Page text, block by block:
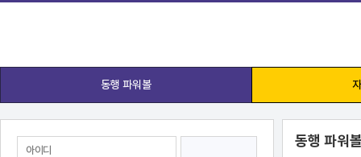
동행 파워볼
동행 파워